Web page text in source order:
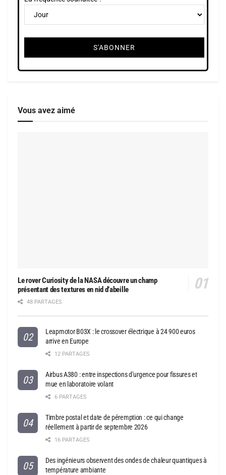
Vous avez aimé
Le rover Curiosity de la NASA découvre un champ
présentant des textures en nid d’abeille
48 PARTAGES
Leapmotor B03X : le crossover électrique à 24 900 euros
arrive en Europe
12 PARTAGES
Airbus A380 : entre inspections d’urgence pour fissures et
mue en laboratoire volant
6 PARTAGES
Timbre postal et date de péremption : ce qui change
réellement à partir de septembre 2026
16 PARTAGES
Des ingénieurs observent des ondes de chaleur quantiques à
température ambiante